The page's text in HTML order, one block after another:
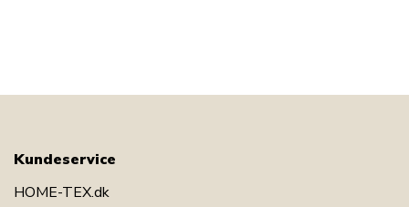
Kundeservice
HOME-TEX.dk